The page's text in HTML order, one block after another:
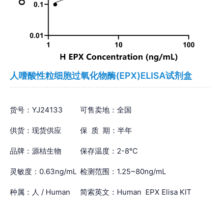
人嗜酸性粒细胞过氧化物酶(EPX)ELISA试剂盒
货号：YJ24133 可售卖地：全国
供货：现货供应 保 质 期：半年
品牌：源桔生物 保存温度：2-8℃
灵敏度：0.63ng/mL 检测范围：1.25~80ng/mL
种属：人 / Human 简索英文：Human EPX Elisa KIT